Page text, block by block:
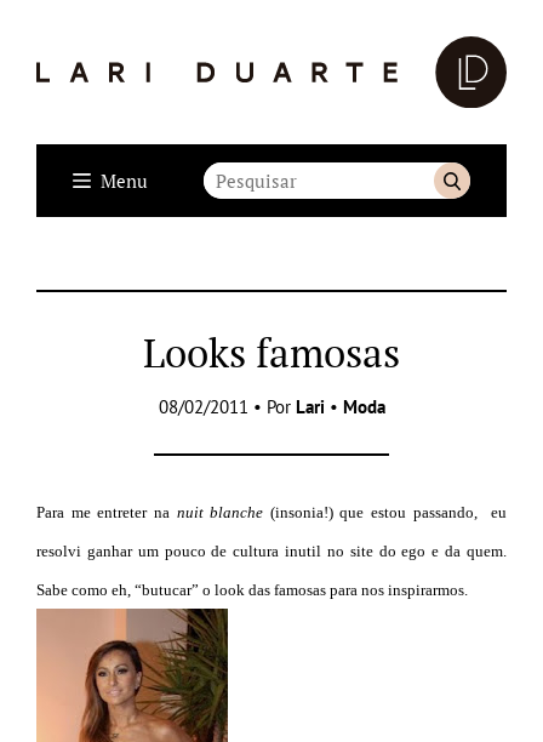
Menu
Looks famosas
08/02/2011 • Por Lari • Moda
Para me entreter na nuit blanche (insonia!) que estou passando, eu
resolvi ganhar um pouco de cultura inutil no site do ego e da quem.
Sabe como eh, “butucar” o look das famosas para nos inspirarmos.